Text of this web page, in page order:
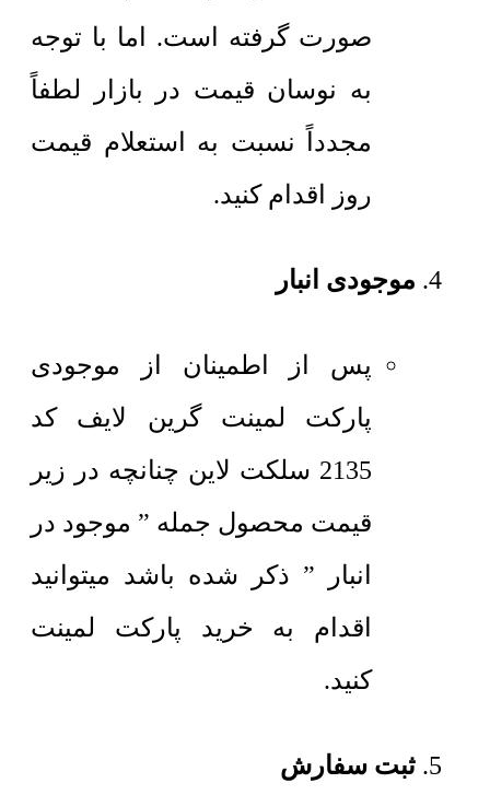
صورت گرفته است. اما با توجه
به نوسان قیمت در بازار لطفاً
مجدداً نسبت به استعلام قیمت
روز اقدام کنید.
موجودی انبار
پس از اطمینان از موجودی
پارکت لمینت گرین لایف کد
2135 سلکت لاین چنانچه در زیر
قیمت محصول جمله ” موجود در
انبار ” ذکر شده باشد میتوانید
اقدام به خرید پارکت لمینت
کنید.
ثبت سفارش